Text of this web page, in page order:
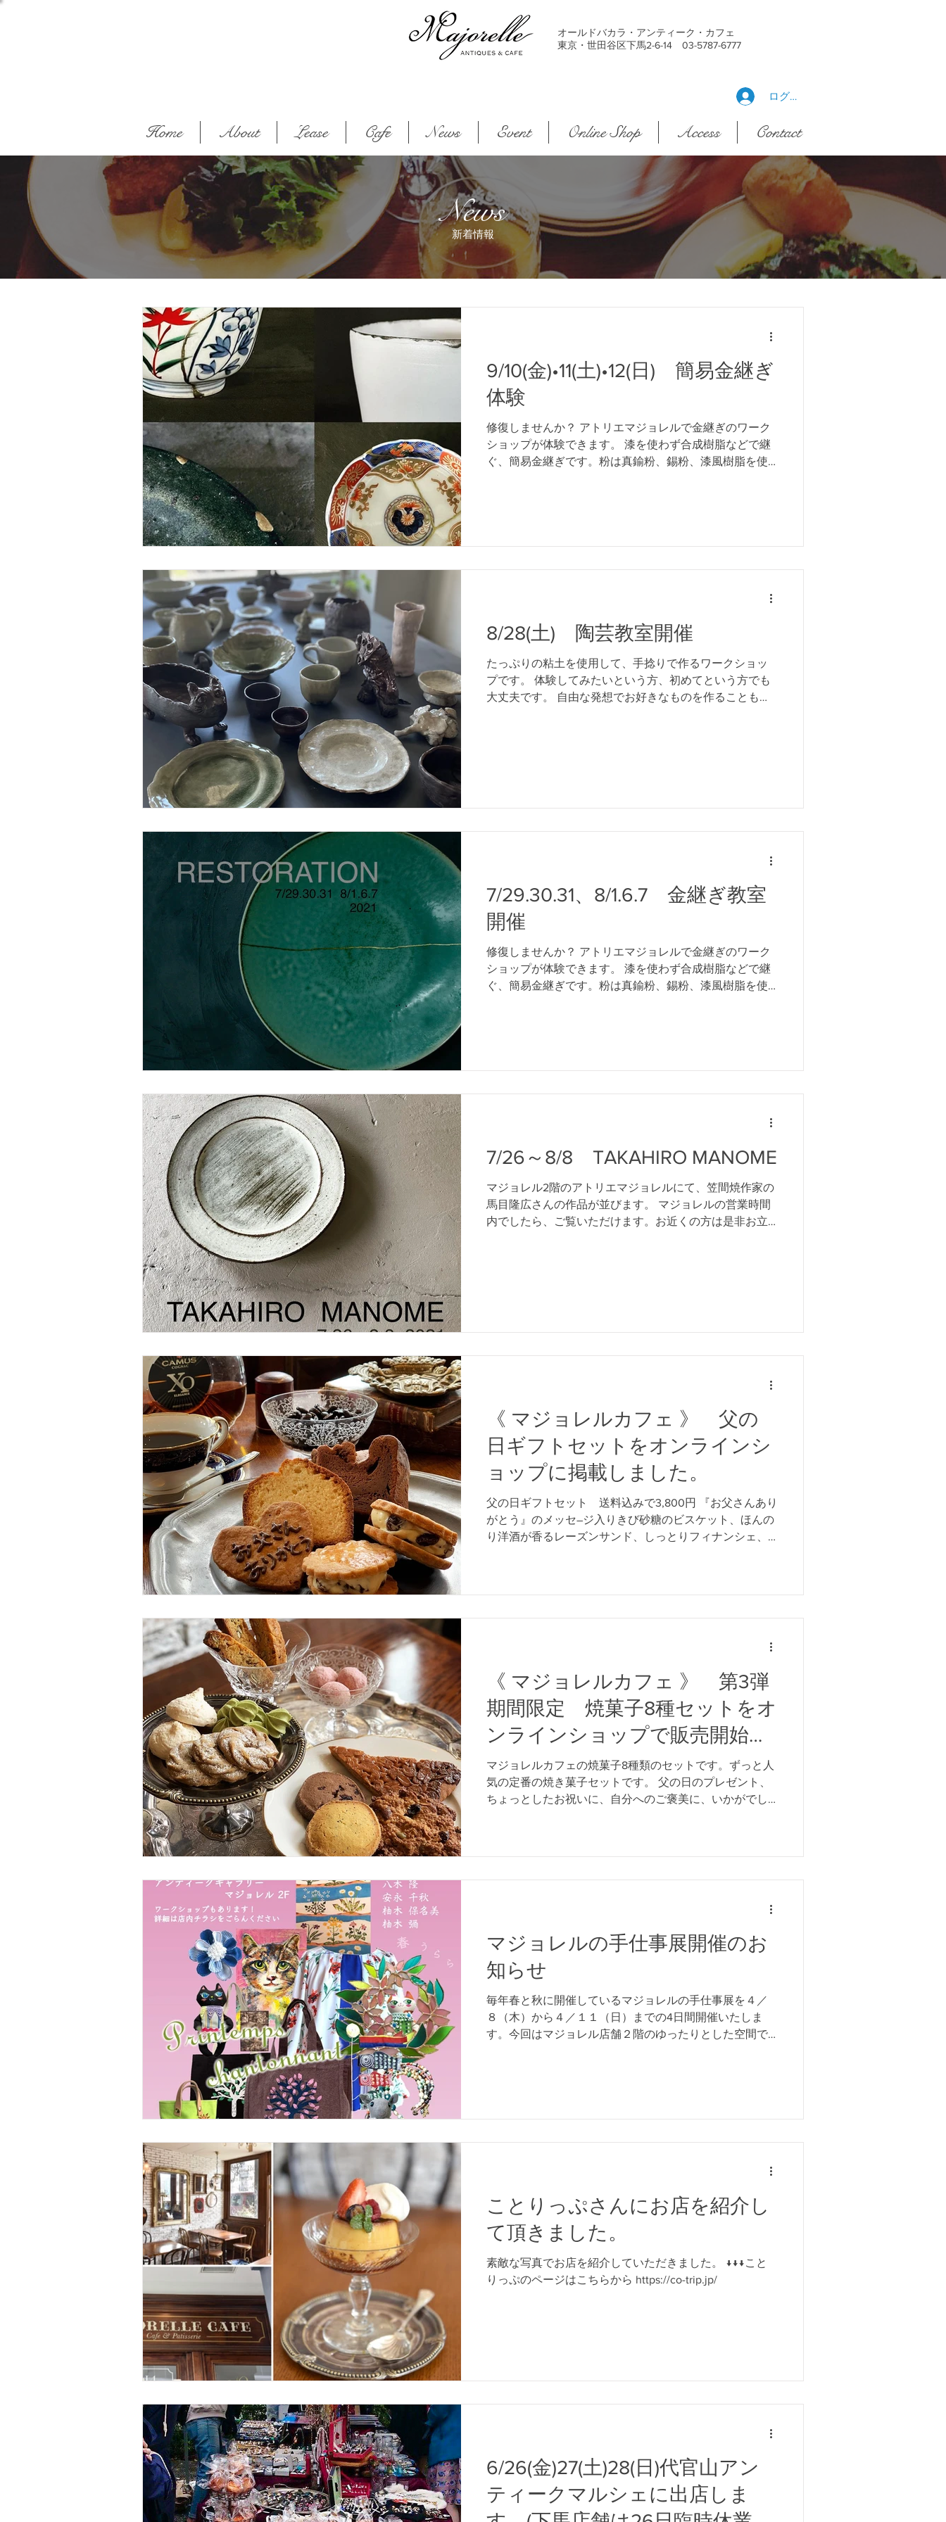
オールドバカラ・アンティーク・カフェ
東京・世田谷区下馬2-6-14 03-5787-6777
ログイン
Home About Lease Cafe News Event Online Shop Access Contact
9/10(金)•11(土)•12(日) 簡易金継ぎ
体験
修復しませんか？ アトリエマジョレルで金継ぎのワーク
ショップが体験できます。 漆を使わず合成樹脂などで継
ぐ、簡易金継ぎです。粉は真鍮粉、錫粉、漆風樹脂を使
8/28(土) 陶芸教室開催
たっぷりの粘土を使用して、手捻りで作るワークショッ
プです。 体験してみたいという方、初めてという方でも
大丈夫です。 自由な発想でお好きなものを作ることも出
7/29.30.31、8/1.6.7 金継ぎ教室
開催
修復しませんか？ アトリエマジョレルで金継ぎのワーク
ショップが体験できます。 漆を使わず合成樹脂などで継
ぐ、簡易金継ぎです。粉は真鍮粉、錫粉、漆風樹脂を使
7/26～8/8 TAKAHIRO MANOME
マジョレル2階のアトリエマジョレルにて、笠間焼作家の
馬目隆広さんの作品が並びます。 マジョレルの営業時間
内でしたら、ご覧いただけます。お近くの方は是非お立
《 マジョレルカフェ 》 父の
日ギフトセットをオンラインシ
ョップに掲載しました。
父の日ギフトセット 送料込みで3,800円 『お父さんあり
がとう』のメッセ―ジ入りきび砂糖のビスケット、ほんの
り洋酒が香るレーズンサンド、しっとりフィナンシェ、
《 マジョレルカフェ 》 第3弾
期間限定 焼菓子8種セットをオ
ンラインショップで販売開始し
ました。
マジョレルカフェの焼菓子8種類のセットです。ずっと人
気の定番の焼き菓子セットです。 父の日のプレゼント、
ちょっとしたお祝いに、自分へのご褒美に、いかがでし
マジョレルの手仕事展開催のお
知らせ
毎年春と秋に開催しているマジョレルの手仕事展を４／
８（木）から４／１１（日）までの4日間開催いたしま
す。今回はマジョレル店舗２階のゆったりとした空間で12
ことりっぷさんにお店を紹介し
て頂きました。
素敵な写真でお店を紹介していただきました。 ↓↓↓こと
りっぷのページはこちらから https://co-trip.jp/
6/26(金)27(土)28(日)代官山アン
ティークマルシェに出店しま
News
新着情報